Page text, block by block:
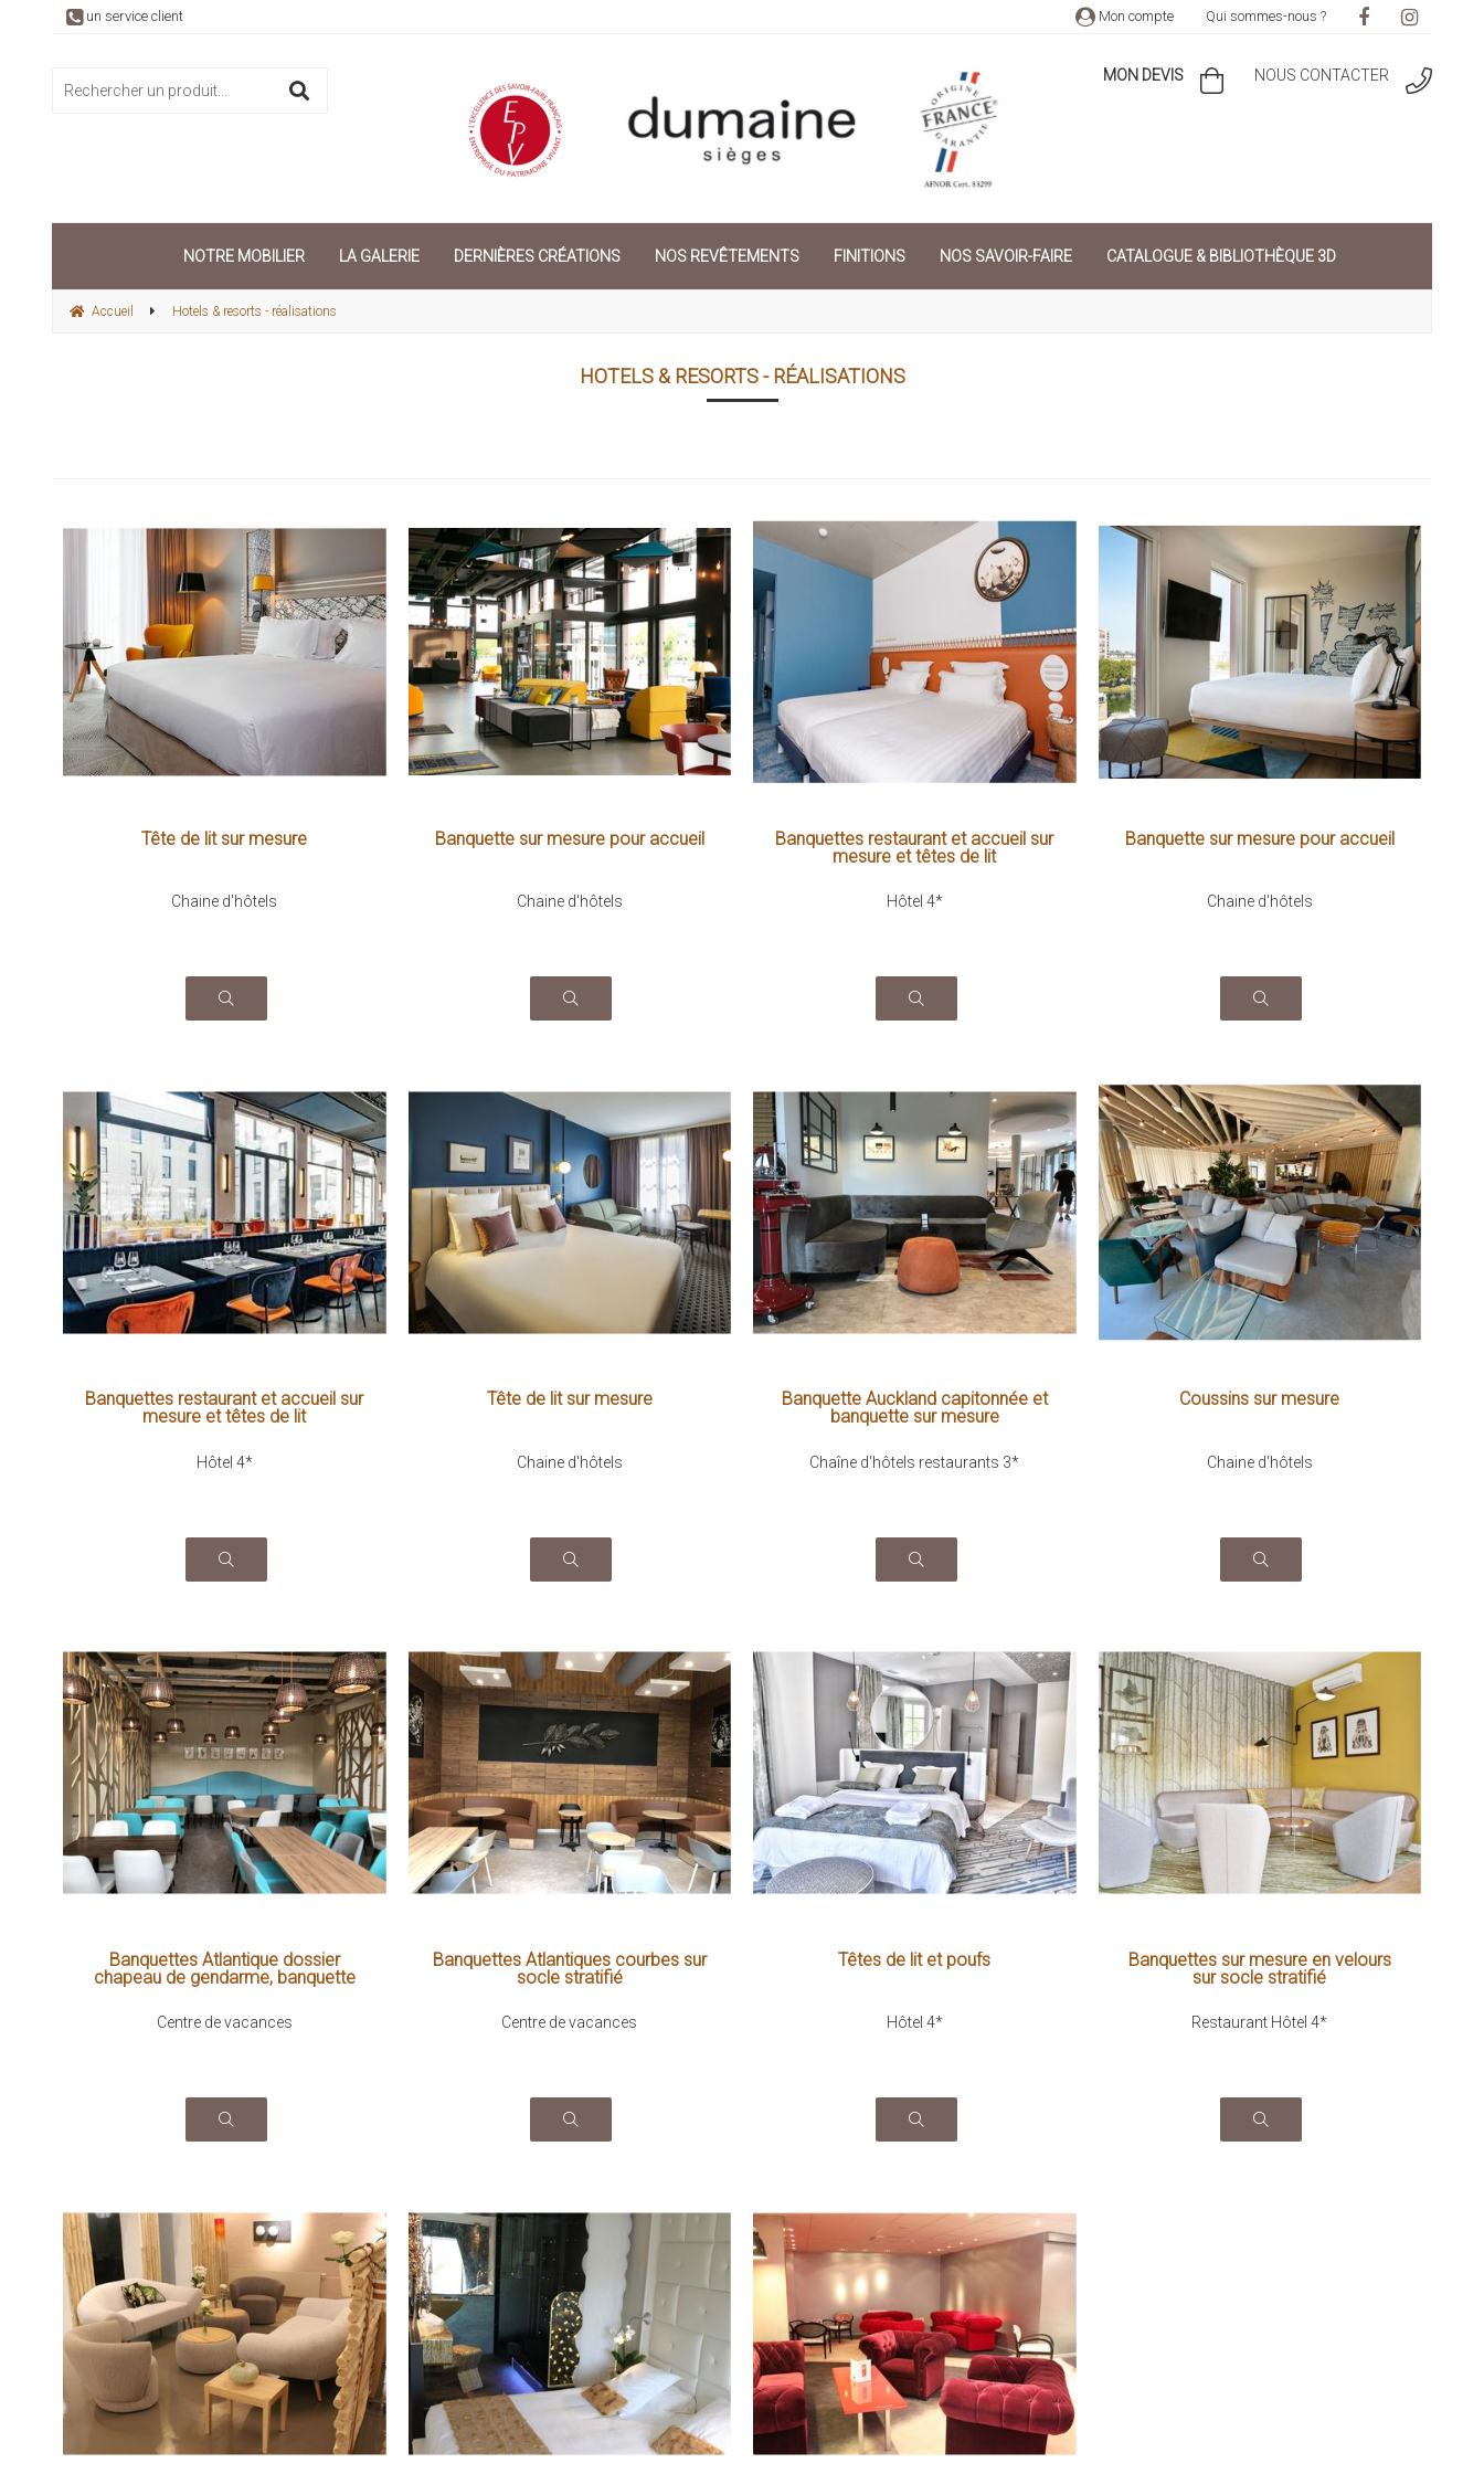
MON DEVIS NOUS CONTACTER
NOTRE MOBILIER LA GALERIE DERNIÈRES CRÉATIONS NOS REVÊTEMENTS FINITIONS NOS SAVOIR-FAIRE CATALOGUE & BIBLIOTHÈQUE 3D
Accueil Hotels & resorts - réalisations
HOTELS & RESORTS - RÉALISATIONS
Tête de lit sur mesure
Chaine d'hôtels
Banquette sur mesure pour accueil
Chaine d'hôtels
Banquettes restaurant et accueil sur
mesure et têtes de lit
Hôtel 4*
Banquette sur mesure pour accueil
Chaine d'hôtels
Banquettes restaurant et accueil sur
mesure et têtes de lit
Hôtel 4*
Tête de lit sur mesure
Chaine d'hôtels
Banquette Auckland capitonnée et
banquette sur mesure
Chaîne d'hôtels restaurants 3*
Coussins sur mesure
Chaine d'hôtels
Banquettes Atlantique dossier
chapeau de gendarme, banquette
stratifie
Centre de vacances
Banquettes Atlantiques courbes sur
socle stratifié
Centre de vacances
Têtes de lit et poufs
Hôtel 4*
Banquettes sur mesure en velours
sur socle stratifié
Restaurant Hôtel 4*
Mon compte Qui sommes-nous ?
un service client